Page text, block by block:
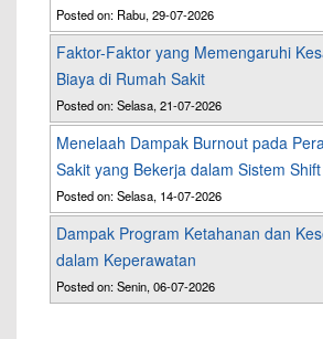
Posted on: Rabu, 29-07-2026
Faktor-Faktor yang Memengaruhi
Biaya di Rumah Sakit
Posted on: Selasa, 21-07-2026
Menelaah Dampak Burnout pada
Sakit yang Bekerja dalam Sistem Shift
Posted on: Selasa, 14-07-2026
Dampak Program Ketahanan dan
dalam Keperawatan
Posted on: Senin, 06-07-2026